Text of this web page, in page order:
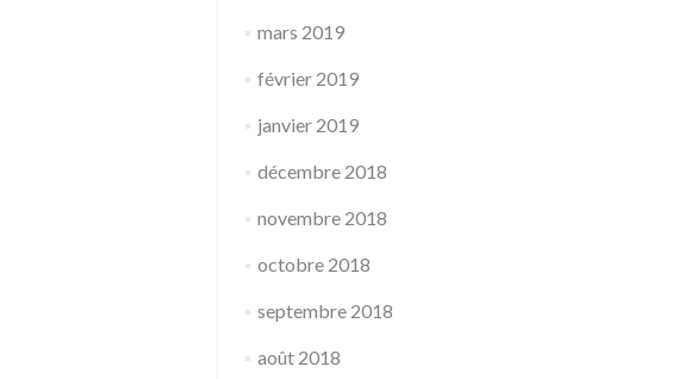
mars 2019
février 2019
janvier 2019
décembre 2018
novembre 2018
octobre 2018
septembre 2018
août 2018